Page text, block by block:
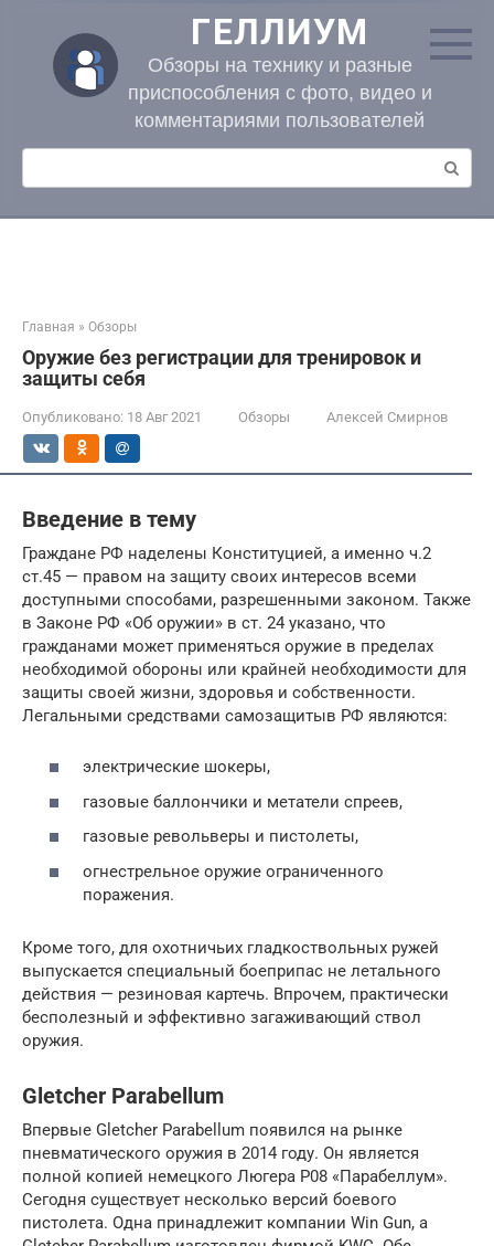
контенту
ГЕЛЛИУМ
Обзоры на технику и разные
приспособления с фото, видео и
комментариями пользователей
Поиск:
Главная » Обзоры
Оружие без регистрации для тренировок и
защиты себя
Опубликовано: 18 Авг 2021 Обзоры Алексей Смирнов
Введение в тему
Граждане РФ наделены Конституцией, а именно ч.2
ст.45 — правом на защиту своих интересов всеми
доступными способами, разрешенными законом. Также
в Законе РФ «Об оружии» в ст. 24 указано, что
гражданами может применяться оружие в пределах
необходимой обороны или крайней необходимости для
защиты своей жизни, здоровья и собственности.
Легальными средствами самозащитыв РФ являются:
электрические шокеры,
газовые баллончики и метатели спреев,
газовые револьверы и пистолеты,
огнестрельное оружие ограниченного
поражения.
Кроме того, для охотничьих гладкоствольных ружей
выпускается специальный боеприпас не летального
действия — резиновая картечь. Впрочем, практически
бесполезный и эффективно загаживающий ствол
оружия.
Gletcher Parabellum
Впервые Gletcher Parabellum появился на рынке
пневматического оружия в 2014 году. Он является
полной копией немецкого Люгера Р08 «Парабеллум».
Сегодня существует несколько версий боевого
пистолета. Одна принадлежит компании Win Gun, а